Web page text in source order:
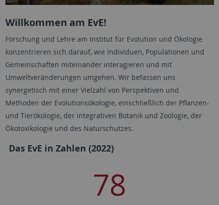
Willkommen am EvE!
Forschung und Lehre am Institut für Evolution und Ökologie
konzentrieren sich darauf, wie Individuen, Populationen und
Gemeinschaften miteinander interagieren und mit
Umweltveränderungen umgehen. Wir befassen uns
synergetisch mit einer Vielzahl von Perspektiven und
Methoden der Evolutionsökologie, einschließlich der Pflanzen-
und Tierökologie, der integrativen Botanik und Zoologie, der
Ökotoxikologie und des Naturschutzes.
Das EvE in Zahlen (2022)
78